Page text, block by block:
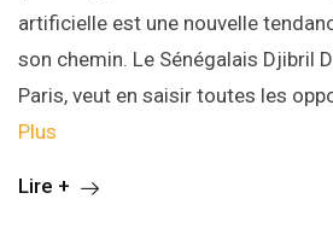
artificielle est une nouvelle
son chemin. Le Sénégalais Djibril
Paris, veut en saisir toutes les
Plus
Lire +